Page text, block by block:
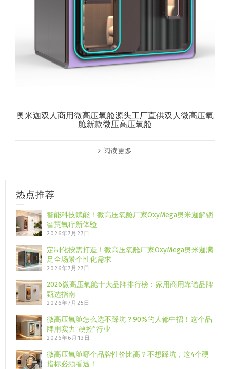
奥米迦双人商用微高压氧舱源头工厂直供双人微高压氧
舱新款微压高压氧舱
阅读更多
热点推荐
智能科技赋能！微高压氧舱厂家OxyMega奥米迦解锁
智慧氧疗新体验
2026年7月27日
定制化按需打造！微高压氧舱厂家OxyMega奥米迦满
足全场景个性化需求
2026年7月27日
2026微高压氧舱十大品牌排行榜：家用商用靠谱品牌
甄选指南
2026年7月25日
微高压氧舱怎么选不踩坑？90%的人都中招！这个品
牌用实力“硬控”行业
2026年6月13日
微高压氧舱哪个品牌性价比高？不想踩坑，这4个硬
指标必须看透！